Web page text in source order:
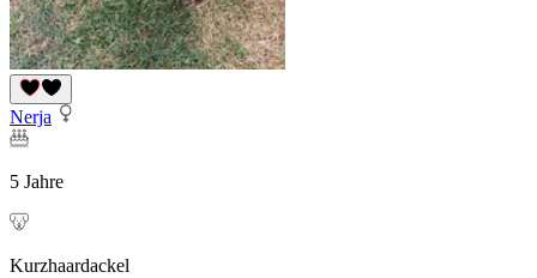
Nerja
5 Jahre
Kurzhaardackel